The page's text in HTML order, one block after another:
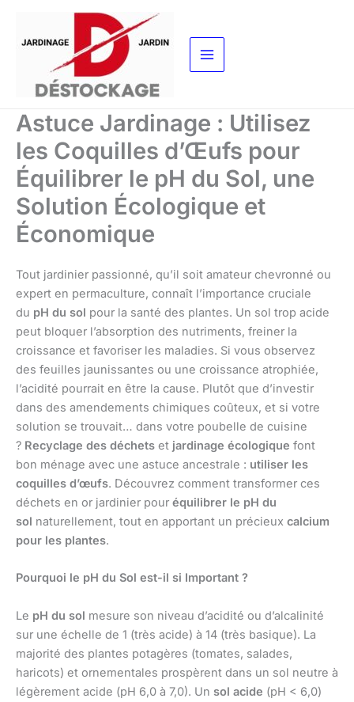
contenu
Astuce Jardinage : Utilisez
les Coquilles d’Œufs pour
Équilibrer le pH du Sol, une
Solution Écologique et
Économique
Tout jardinier passionné, qu’il soit amateur chevronné ou
expert en permaculture, connaît l’importance cruciale
du pH du sol pour la santé des plantes. Un sol trop acide
peut bloquer l’absorption des nutriments, freiner la
croissance et favoriser les maladies. Si vous observez
des feuilles jaunissantes ou une croissance atrophiée,
l’acidité pourrait en être la cause. Plutôt que d’investir
dans des amendements chimiques coûteux, et si votre
solution se trouvait… dans votre poubelle de cuisine
? Recyclage des déchets et jardinage écologique font
bon ménage avec une astuce ancestrale : utiliser les
coquilles d’œufs. Découvrez comment transformer ces
déchets en or jardinier pour équilibrer le pH du
sol naturellement, tout en apportant un précieux calcium
pour les plantes.
Pourquoi le pH du Sol est-il si Important ?
Le pH du sol mesure son niveau d’acidité ou d’alcalinité
sur une échelle de 1 (très acide) à 14 (très basique). La
majorité des plantes potagères (tomates, salades,
haricots) et ornementales prospèrent dans un sol neutre à
légèrement acide (pH 6,0 à 7,0). Un sol acide (pH < 6,0)